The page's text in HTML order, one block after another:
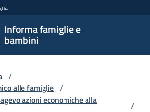
Informa famiglie e
bambini
/
alle famiglie /
economiche alla
/